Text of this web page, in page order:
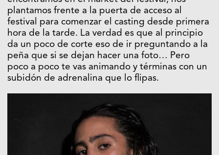
plantamos frente a la puerta de acceso al
festival para comenzar el casting desde primera
hora de la tarde. La verdad es que al principio
da un poco de corte eso de ir preguntando a la
peña que si se dejan hacer una foto… Pero
poco a poco te vas animando y términas con un
subidón de adrenalina que lo flipas.